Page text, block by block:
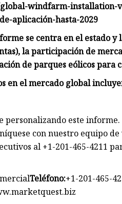
windfarm-installation-
aplicación-hasta-2029
se centra en el estado
la participación de
de parques eólicos para
en el mercado global
personalizando este
con nuestro equipo de
al +1-201-465-4211
Teléfono:+1-201-465-